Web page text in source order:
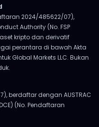
2024/485622/07),
Authority (No. FSP
kripto dan derivatif
perantara di bawah Akta
Global Markets LLC. Bukan
berdaftar dengan AUSTRAC
(No. Pendaftaran